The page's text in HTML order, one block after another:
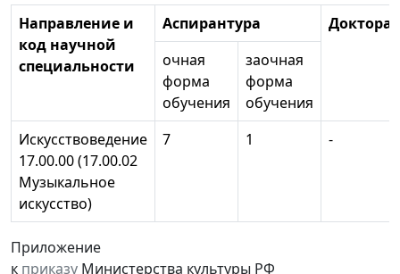
Направление и
код научной
специальности
Аспирантура
очная
форма
обучения
заочная
форма
обучения
Искусствоведение
17.00.00 (17.00.02
Музыкальное
искусство)
7 1 -
Приложение
к приказу Министерства культуры РФ